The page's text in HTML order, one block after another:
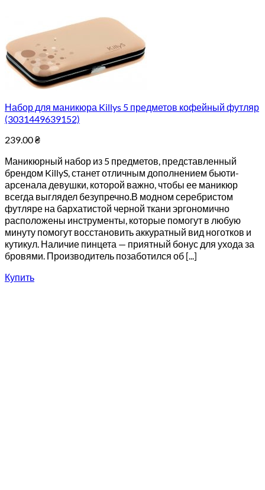
Набор для маникюра Killys 5 предметов кофейный футляр
(3031449639152)
239.00₴
Маникюрный набор из 5 предметов, представленный
брендом KillyS, станет отличным дополнением бьюти-
арсенала девушки, которой важно, чтобы ее маникюр
всегда выглядел безупречно.В модном серебристом
футляре на бархатистой черной ткани эргономично
расположены инструменты, которые помогут в любую
минуту помогут восстановить аккуратный вид ноготков и
кутикул. Наличие пинцета — приятный бонус для ухода за
бровями. Производитель позаботился об [...]
Купить